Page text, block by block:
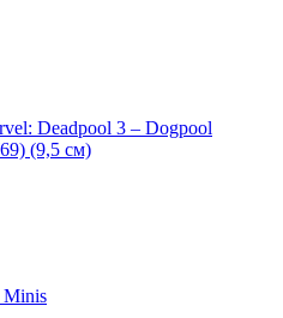
Deadpool 3 – Dogpool
(9,5 см)
Minis